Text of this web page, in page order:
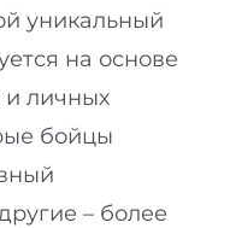
уникальный
на основе
и личных
бойцы
– более